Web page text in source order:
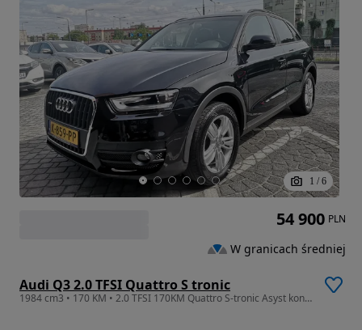
1 / 6
Audi Q3 2.0 TFSI Quattro S tronic
1984 cm3 • 170 KM • 2.0 TFSI 170KM Quattro S-tronic Asyst koncentracji Tempomat/Limiter
54 900 PLN
W granicach średniej